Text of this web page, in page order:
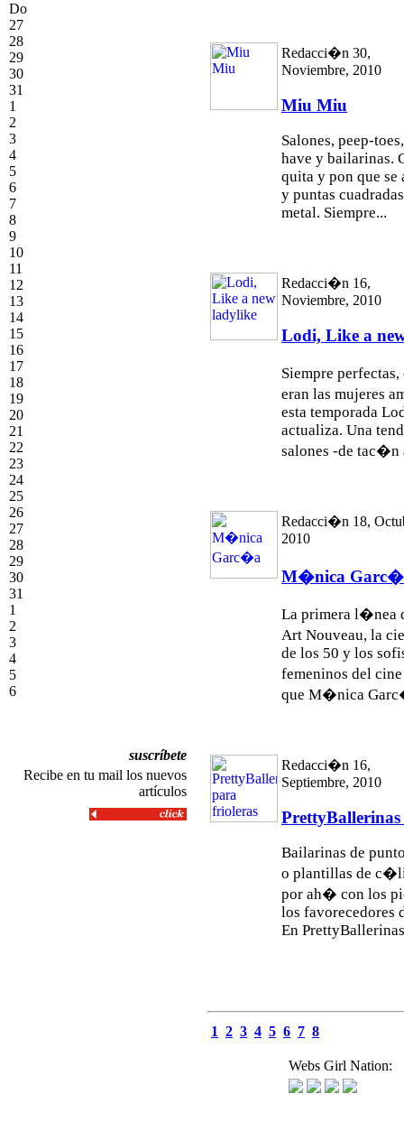
Do
27
28
29
30
31
1
2
3
4
5
6
7
8
9
10
11
12
13
14
15
16
17
18
19
20
21
22
23
24
25
26
27
28
29
30
31
1
2
3
4
5
6
suscríbete
Recibe en tu mail los nuevos
artículos
Redacci�n 30,
Noviembre, 2010
Miu Miu
Salones, peep-
have y bailarinas.
quita y pon que
y puntas
metal. Siempre...
Redacci�n 16,
Noviembre, 2010
Lodi, Like a
Siempre
eran las mujeres
esta temporada
actualiza. Una
salones -de tac�n
Redacci�n 18,
2010
M�nica
La primera l�nea
Art Nouveau, la
de los 50 y los
femeninos del
que M�nica
Redacci�n 16,
Septiembre, 2010
Bailarinas de
o plantillas de
por ah� con los
los favorecedores
En
1 2 3 4 5 6 7 8
Webs Girl Nation: